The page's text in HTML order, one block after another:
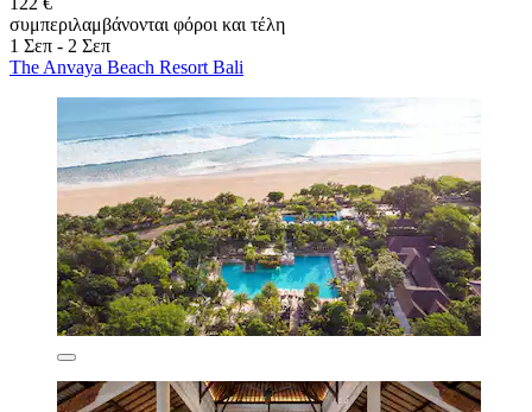
συμπεριλαμβάνονται φόροι και τέλη
1 Σεπ - 2 Σεπ
The Anvaya Beach Resort Bali